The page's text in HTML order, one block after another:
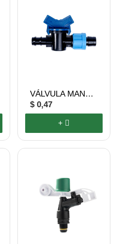
VÁLVULA MANGUERA-CINTA
$ 0,47
+